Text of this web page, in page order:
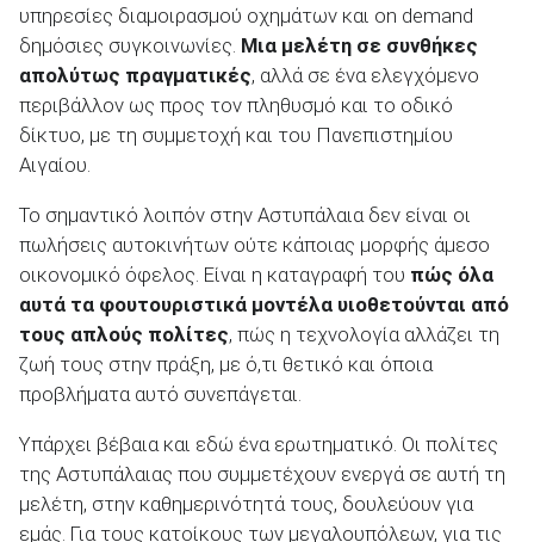
υπηρεσίες διαμοιρασμού οχημάτων και on demand
δημόσιες συγκοινωνίες. Μια μελέτη σε συνθήκες
απολύτως πραγματικές, αλλά σε ένα ελεγχόμενο
περιβάλλον ως προς τον πληθυσμό και το οδικό
δίκτυο, με τη συμμετοχή και του Πανεπιστημίου
Αιγαίου.
Το σημαντικό λοιπόν στην Αστυπάλαια δεν είναι οι
πωλήσεις αυτοκινήτων ούτε κάποιας μορφής άμεσο
οικονομικό όφελος. Είναι η καταγραφή του πώς όλα
αυτά τα φουτουριστικά μοντέλα υιοθετούνται από
τους απλούς πολίτες, πώς η τεχνολογία αλλάζει τη
ζωή τους στην πράξη, με ό,τι θετικό και όποια
προβλήματα αυτό συνεπάγεται.
Υπάρχει βέβαια και εδώ ένα ερωτηματικό. Οι πολίτες
της Αστυπάλαιας που συμμετέχουν ενεργά σε αυτή τη
μελέτη, στην καθημερινότητά τους, δουλεύουν για
εμάς. Για τους κατοίκους των μεγαλουπόλεων, για τις